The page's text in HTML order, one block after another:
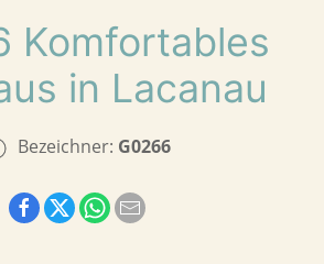
Komfortables
in Lacanau
Bezeichner: G0266